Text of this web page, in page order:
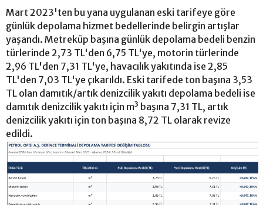
Mart 2023'ten bu yana uygulanan eski tarifeye göre
günlük depolama hizmet bedellerinde belirgin artışlar
yaşandı. Metreküp başına günlük depolama bedeli benzin
türlerinde 2,73 TL'den 6,75 TL'ye, motorin türlerinde
2,96 TL'den 7,31 TL'ye, havacılık yakıtında ise 2,85
TL'den 7,03 TL'ye çıkarıldı. Eski tarifede ton başına 3,53
TL olan damıtık/artık denizcilik yakıtı depolama bedeli ise
damıtık denizcilik yakıtı için m³ başına 7,31 TL, artık
denizcilik yakıtı için ton başına 8,72 TL olarak revize
edildi.